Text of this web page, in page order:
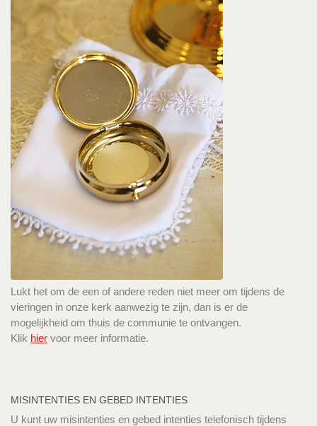
Lukt het om de een of andere reden niet meer om tijdens de
vieringen in onze kerk aanwezig te zijn, dan is er de
mogelijkheid om thuis de communie te ontvangen.
Klik hier voor meer informatie.
MISINTENTIES EN GEBED INTENTIES
U kunt uw misintenties en gebed intenties telefonisch tijdens